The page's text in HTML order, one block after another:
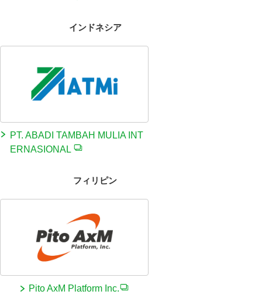
インドネシア
PT. ABADI TAMBAH MULIA INT
ERNASIONAL
フィリピン
Pito AxM Platform Inc.